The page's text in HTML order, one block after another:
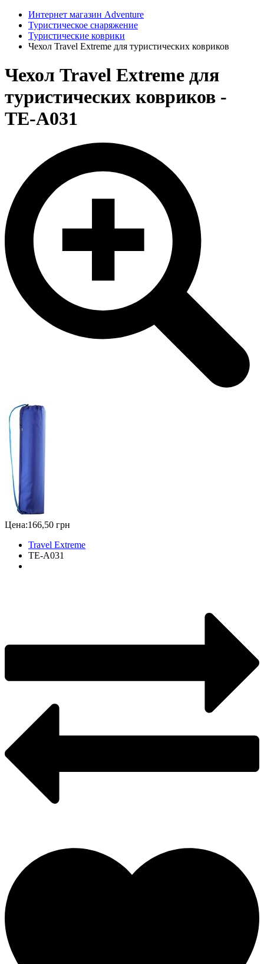
Интернет магазин Adventure
Туристическое снаряжение
Туристические коврики
Чехол Travel Extreme для туристических ковриков
Чехол Travel Extreme для
туристических ковриков -
TE-А031
Цена:166,50 грн
Travel Extreme
TE-А031